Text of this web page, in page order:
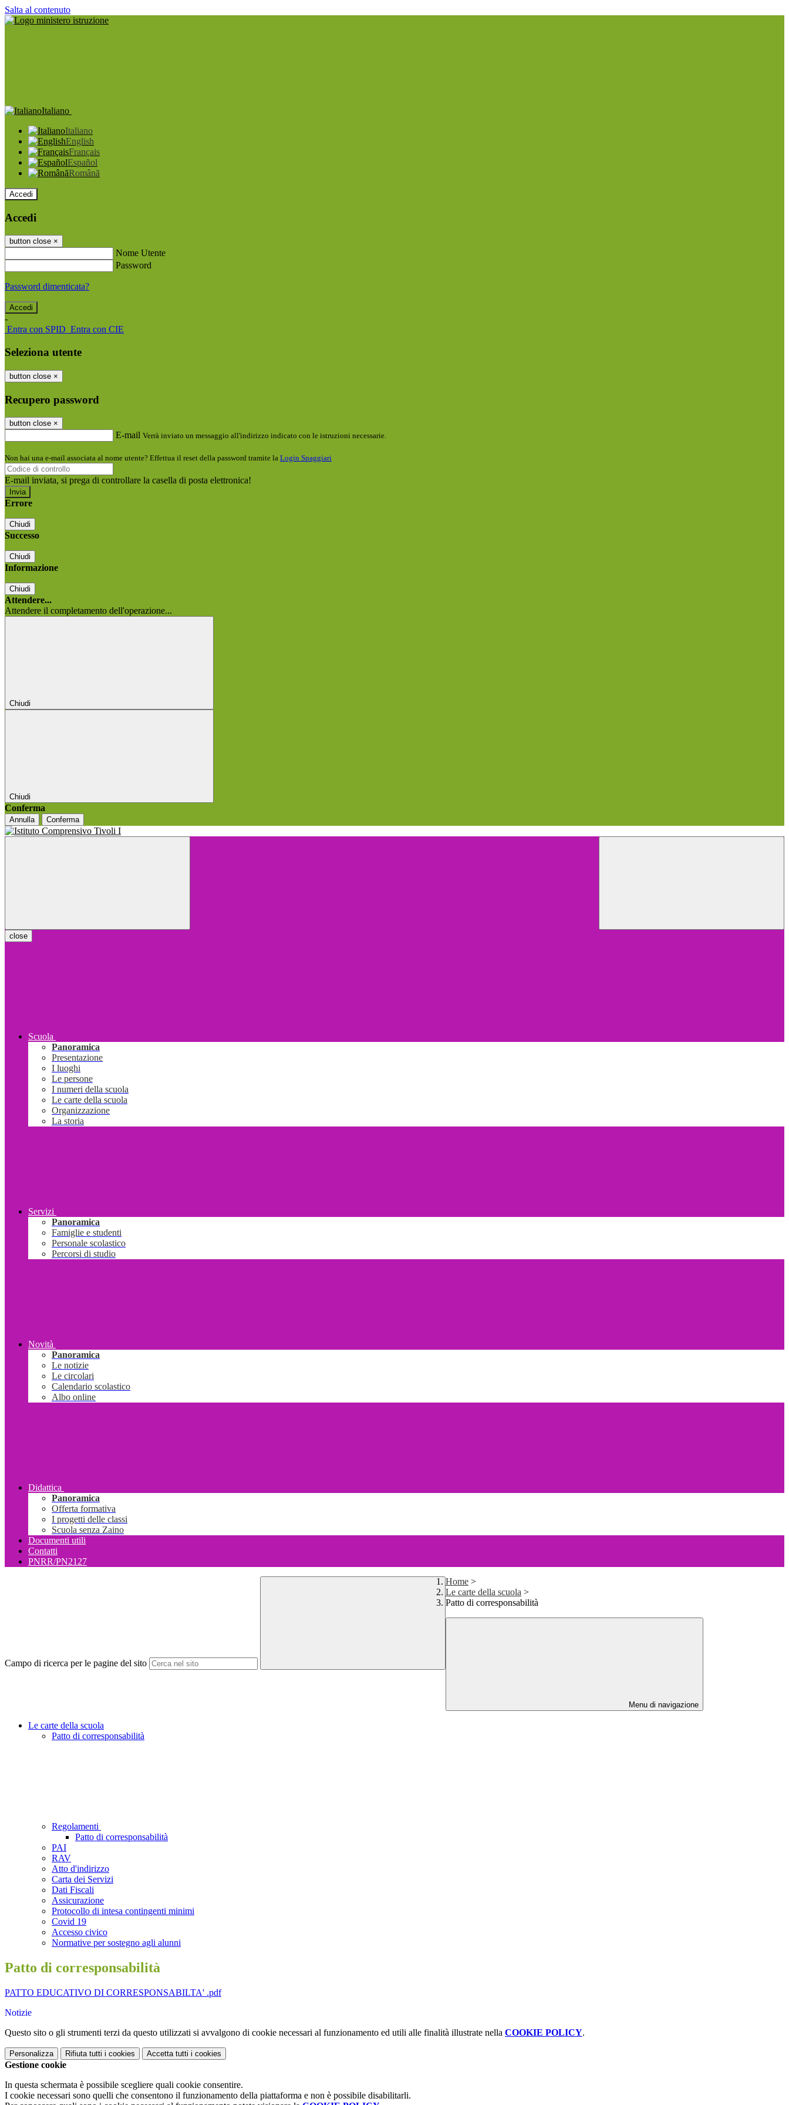
Salta al contenuto
Italiano
Italiano
English
Français
Español
Română
Accedi
Accedi
button close ×
Nome Utente
Password
Password dimenticata?
-
Entra con SPID Entra con CIE
Seleziona utente
button close ×
Recupero password
button close ×
E-mail Verrà inviato un messaggio all'indirizzo indicato con le istruzioni necessarie.
Non hai una e-mail associata al nome utente? Effettua il reset della password tramite la Login Spaggiari
E-mail inviata, si prega di controllare la casella di posta elettronica!
Errore
Chiudi
Successo
Chiudi
Informazione
Chiudi
Attendere...
Attendere il completamento dell'operazione...
Chiudi
Chiudi
Conferma
Annulla Conferma
close
Scuola
Panoramica
Presentazione
I luoghi
Le persone
I numeri della scuola
Le carte della scuola
Organizzazione
La storia
Servizi
Panoramica
Famiglie e studenti
Personale scolastico
Percorsi di studio
Novità
Panoramica
Le notizie
Le circolari
Calendario scolastico
Albo online
Didattica
Panoramica
Offerta formativa
I progetti delle classi
Scuola senza Zaino
Documenti utili
Contatti
PNRR/PN2127
Campo di ricerca per le pagine del sito
Home >
Le carte della scuola >
Patto di corresponsabilità
Menu di navigazione
Le carte della scuola
Patto di corresponsabilità
Regolamenti
Patto di corresponsabilità
PAI
RAV
Atto d'indirizzo
Carta dei Servizi
Dati Fiscali
Assicurazione
Protocollo di intesa contingenti minimi
Covid 19
Accesso civico
Normative per sostegno agli alunni
Patto di corresponsabilità
PATTO EDUCATIVO DI CORRESPONSABILTA' .pdf
Notizie
Questo sito o gli strumenti terzi da questo utilizzati si avvalgono di cookie necessari al funzionamento ed utili alle finalità illustrate nella COOKIE POLICY.
Personalizza Rifiuta tutti i cookies Accetta tutti i cookies
Gestione cookie
In questa schermata è possibile scegliere quali cookie consentire.
I cookie necessari sono quelli che consentono il funzionamento della piattaforma e non è possibile disabilitarli.